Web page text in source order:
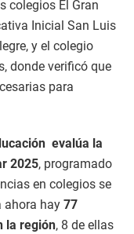
colegios El Gran
Inicial San Luis
y el colegio
donde verificó que
para
evalúa la
2025, programado
en colegios se
ahora hay 77
la región, 8 de ellas